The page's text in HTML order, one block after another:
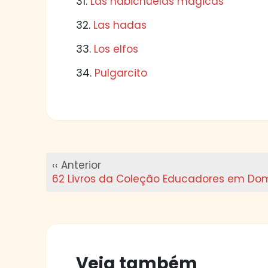
32. Las hadas
33. Los elfos
34. Pulgarcito
‹‹ Anterior
62 Livros da Coleção Educadores em